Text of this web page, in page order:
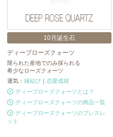
10月誕生石
ディープローズクォーツ
限られた産地でのみ採られる
希少なローズクォーツ
運気： 縁結び｜ 恋愛成就
ディープローズクォーツとは？
ディープローズクォーツの商品一覧
ディープローズクォーツのブレスレ
ット